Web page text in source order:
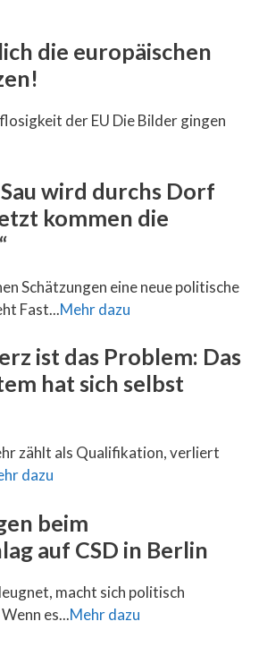
die europäischen
der EU Die Bilder gingen
wird durchs Dorf
kommen die
Schätzungen eine neue politische
Fast...Mehr dazu
ist das Problem: Das
hat sich selbst
zählt als Qualifikation, verliert
dazu
beim
auf CSD in Berlin
macht sich politisch
es...Mehr dazu